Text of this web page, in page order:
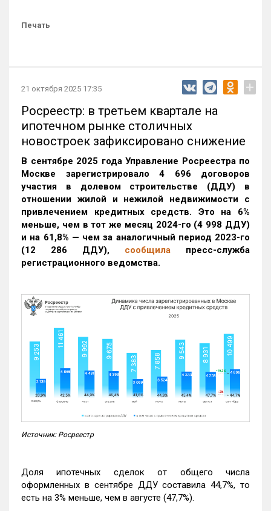
Печать
21 октября 2025 17:35 +
Росреестр: в третьем квартале на
ипотечном рынке столичных
новостроек зафиксировано снижение
В сентябре 2025 года Управление Росреестра по
Москве зарегистрировало 4 696 договоров
участия в долевом строительстве (ДДУ) в
отношении жилой и нежилой недвижимости с
привлечением кредитных средств. Это на 6%
меньше, чем в тот же месяц 2024-го (4 998 ДДУ)
и на 61,8% — чем за аналогичный период 2023-го
(12 286 ДДУ), сообщила пресс-служба
регистрационного ведомства.
Источник: Росреестр
Доля ипотечных сделок от общего числа
оформленных в сентябре ДДУ составила 44,7%, то
есть на 3% меньше, чем в августе (47,7%).